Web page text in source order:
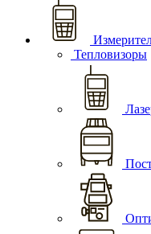
Тепловизоры